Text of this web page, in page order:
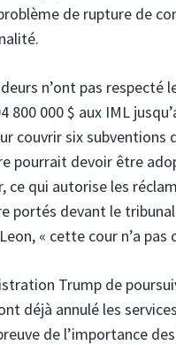
de rupture de
n’ont pas
800 000 $ aux IML
couvrir six
pourrait devoir être
qui autorise les
portés devant le
« cette cour n’a pas
Trump de
déjà annulé les
de l’importance